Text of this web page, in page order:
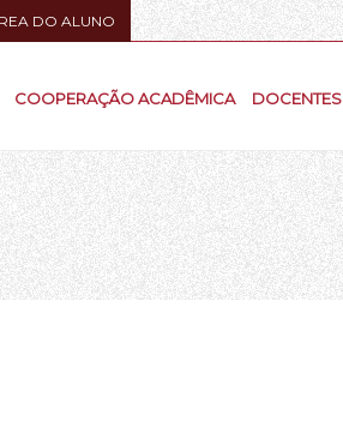
DO ALUNO
COOPERAÇÃO ACADÊMICA DOCENTES